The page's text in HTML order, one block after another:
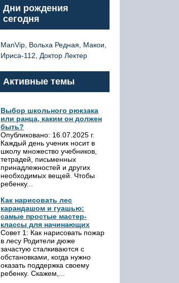
Дни рождения
сегодня
ManVip, Вольха Редная, Макои,
Ириса-112, Доктор Лектер
Активные темы
Выбор школьного рюкзака
или ранца, каким он должен
быть?
Опубликовано: 16.07.2025 г.
Каждый день ученик носит в
школу множество учебников,
тетрадей, письменных
принадлежностей и других
необходимых вещей. Чтобы
ребенку...
Как нарисовать лес
карандашом и гуашью:
самые простые мастер-
классы для начинающих
Совет 1: Как нарисовать пожар
в лесу Родители дюже
зачастую сталкиваются с
обстановками, когда нужно
оказать поддержка своему
ребенку. Скажем,...